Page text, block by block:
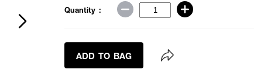
Quantity :
ADD TO BAG